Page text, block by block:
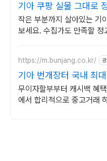
기아 쿠팡 실물 그대로
작은 부분까지 살아있는 기
보세요. 수집가도 만족할 정
https://m.bunjang.co.kr/
기아 번개장터 국내 최
거래
무이자할부부터 캐시백 혜
에서 합리적으로 중고거래